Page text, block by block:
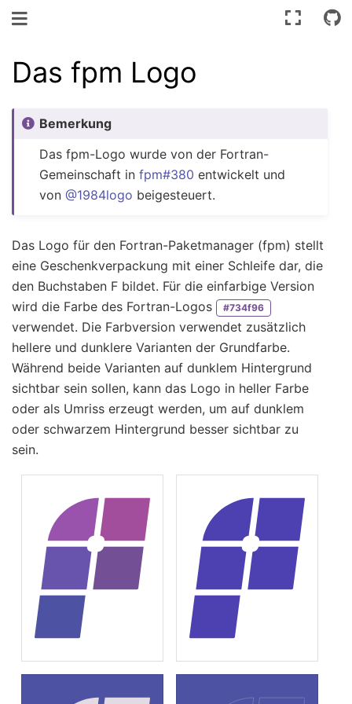
Navigation umschalten
Das fpm Logo
Bemerkung
Das fpm-Logo wurde von der Fortran-
Gemeinschaft infpm#380 entwickelt und
von@1984logo beigesteuert.
Das Logo für den Fortran-Paketmanager (fpm) stellt
eine Geschenkverpackung mit einer Schleife dar, die
den Buchstaben F bildet. Für die einfarbige Version
wird die Farbe des Fortran-Logos
#734f96
verwendet. Die Farbversion verwendet zusätzlich
hellere und dunklere Varianten der Grundfarbe.
Während beide Varianten auf dunklem Hintergrund
sichtbar sein sollen, kann das Logo in heller Farbe
oder als Umriss erzeugt werden, um auf dunklem
oder schwarzem Hintergrund besser sichtbar zu
sein.